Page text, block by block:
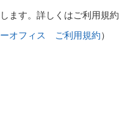
ます。詳しくはご利用規約
オフィス ご利用規約）